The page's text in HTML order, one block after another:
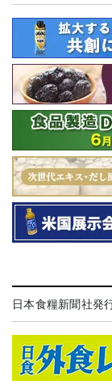
日本食糧新聞社発